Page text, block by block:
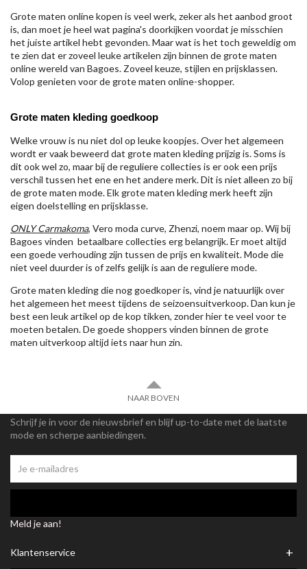
Grote maten online kopen is veel werk, zeker als het aanbod groot
is, dan moet je heel wat pagina's doorkijken voordat je misschien
het juiste artikel hebt gevonden. Maar wat is het toch geweldig om
te zien dat er zoveel leuke artikelen zijn binnen de grote maten
online wereld van Bagoes. Zoveel keuze, stijlen en prijsklassen.
Volop genieten voor de grote maten online-shopper.
Grote maten kleding goedkoop
Welke vrouw is nu niet dol op leuke koopjes. Over het algemeen
wordt er vaak beweerd dat grote maten kleding prijzig is. Soms is
dit ook wel zo, maar bij de reguliere collecties is er ook een prijs
verschil tussen het ene en het andere merk. Dit is niet alleen zo bij
de grote maten mode. Elk grote maten kleding merk heeft zijn
eigen doelstelling en prijsklasse.
ONLY Carmakoma, Vero moda curve, Zhenzi, noem maar op. Wij bij
Bagoes vinden betaalbare collecties erg belangrijk. Er moet altijd
een goede verhouding zijn tussen de prijs en kwaliteit. Mode die
niet veel duurder is of zelfs gelijk is aan de reguliere mode.
Grote maten kleding die nog goedkoper is, vind je natuurlijk over
het algemeen het meest tijdens de seizoensuitverkoop. Dan kun je
best een leuk artikel op de kop tikken, zonder hier te veel voor te
moeten betalen. De goede shoppers vinden binnen de grote
maten uitverkoop altijd iets naar hun zin.
NAAR BOVEN
Schrijf je in voor de nieuwsbrief en blijf up-to-date met de laatste
mode en scherpe aanbiedingen.
Meld je aan!
Klantenservice +